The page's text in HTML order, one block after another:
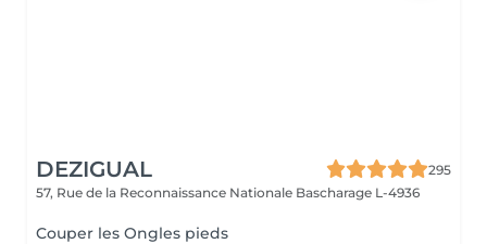
DEZIGUAL
295
57, Rue de la Reconnaissance Nationale Bascharage L-4936
Couper les Ongles pieds